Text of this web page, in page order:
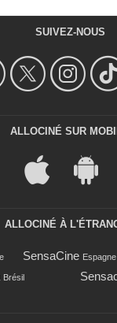
SUIVEZ-NOUS
ALLOCINÉ SUR
ALLOCINÉ À
SensaCine Espagne
Brésil